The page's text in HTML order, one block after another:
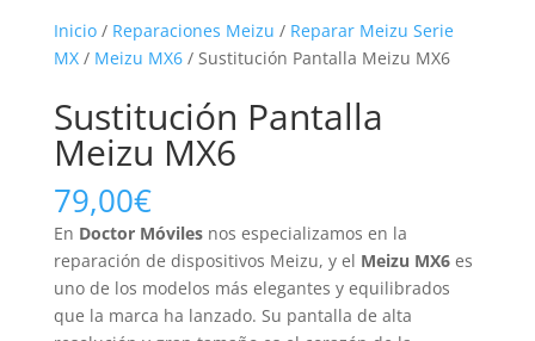
Inicio/ Reparaciones Meizu / Reparar Meizu Serie
MX/ Meizu MX6/ Sustitución Pantalla Meizu MX6
Sustitución Pantalla
Meizu MX6
79,00€
En Doctor Móvilesnos especializamos en la
reparación de dispositivos Meizu, y el Meizu MX6es
uno de los modelos más elegantes y equilibrados
que la marca ha lanzado. Su pantalla de alta